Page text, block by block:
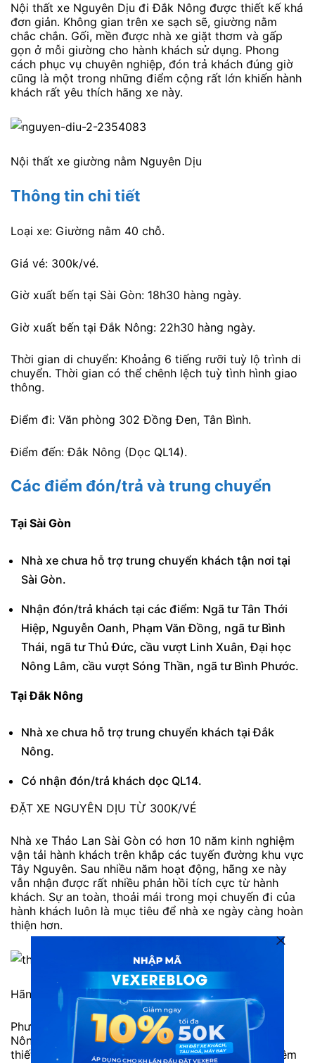
Nội thất xe Nguyên Dịu đi Đắk Nông được thiết kế khá
đơn giản. Không gian trên xe sạch sẽ, giường nằm
chắc chắn. Gối, mền được nhà xe giặt thơm và gấp
gọn ở mỗi giường cho hành khách sử dụng. Phong
cách phục vụ chuyên nghiệp, đón trả khách đúng giờ
cũng là một trong những điểm cộng rất lớn khiến hành
khách rất yêu thích hãng xe này.
Nội thất xe giường nằm Nguyên Dịu
Thông tin chi tiết
Loại xe: Giường nằm 40 chỗ.
Giá vé: 300k/vé.
Giờ xuất bến tại Sài Gòn: 18h30 hàng ngày.
Giờ xuất bến tại Đắk Nông: 22h30 hàng ngày.
Thời gian di chuyển: Khoảng 6 tiếng rưỡi tuỳ lộ trình di
chuyển. Thời gian có thể chênh lệch tuỳ tình hình giao
thông.
Điểm đi: Văn phòng 302 Đồng Đen, Tân Bình.
Điểm đến: Đắk Nông (Dọc QL14).
Các điểm đón/trả và trung chuyển
Tại Sài Gòn
Nhà xe chưa hỗ trợ trung chuyển khách tận nơi tại
Sài Gòn.
Nhận đón/trả khách tại các điểm: Ngã tư Tân Thới
Hiệp, Nguyễn Oanh, Phạm Văn Đồng, ngã tư Bình
Thái, ngã tư Thủ Đức, cầu vượt Linh Xuân, Đại học
Nông Lâm, cầu vượt Sóng Thần, ngã tư Bình Phước.
Tại Đắk Nông
Nhà xe chưa hỗ trợ trung chuyển khách tại Đắk
Nông.
Có nhận đón/trả khách dọc QL14.
ĐẶT XE NGUYÊN DỊU TỪ 300K/VÉ
Nhà xe Thảo Lan Sài Gòn có hơn 10 năm kinh nghiệm
vận tải hành khách trên khắp các tuyến đường khu vực
Tây Nguyên. Sau nhiều năm hoạt động, hãng xe này
vẫn nhận được rất nhiều phản hồi tích cực từ hành
khách. Sự an toàn, thoải mái trong mọi chuyến đi của
hành khách luôn là mục tiêu để nhà xe ngày càng hoàn
thiện hơn.
Hãng xe Thảo Lan
Phương tiện di chuyển của xe khách Thảo Lan Đắk
Nông – Sài Gòn là xe giường nằm 41 chỗ. Xe được
thiết kế đạt chuẩn chất lượng cao với giường nằm êm